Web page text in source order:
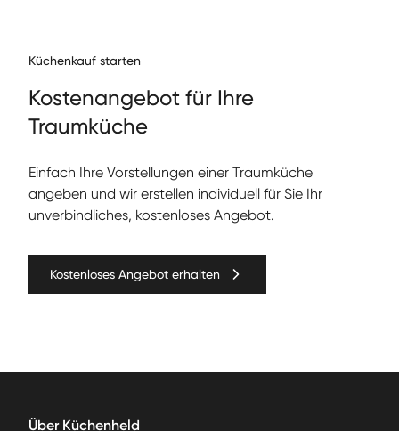
Küchenkauf starten
Kos­te­nange­bot für Ihre
Traumküche
Ein­fach Ihre Vorstel­lun­gen ein­er Traumküche
angeben und wir erstellen individuell für Sie Ihr
unverbindliches, kostenloses Angebot.
Kostenloses Angebot erhalten
Über Küchenheld